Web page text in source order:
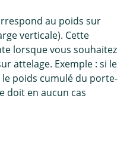
au poids sur
verticale). Cette
lorsque vous souhaitez
attelage. Exemple : si le
poids cumulé du porte-
doit en aucun cas